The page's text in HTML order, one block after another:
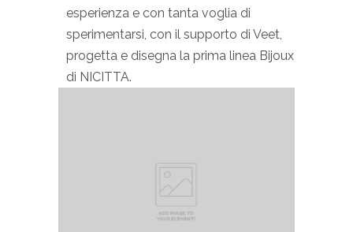
esperienza e con tanta voglia di
sperimentarsi, con il supporto di Veet,
progetta e disegna la prima linea Bijoux
di NICITTA.